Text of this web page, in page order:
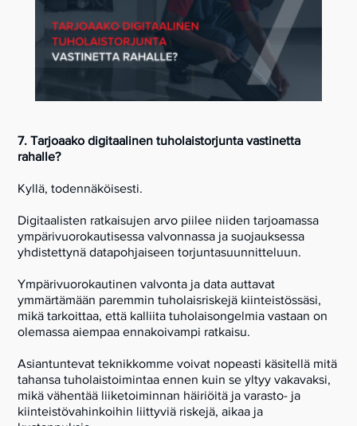
7. Tarjoaako digitaalinen tuholaistorjunta vastinetta
rahalle?
Kyllä, todennäköisesti.
Digitaalisten ratkaisujen arvo piilee niiden tarjoamassa
ympärivuorokautisessa valvonnassa ja suojauksessa
yhdistettynä datapohjaiseen torjuntasuunnitteluun.
Ympärivuorokautinen valvonta ja data auttavat
ymmärtämään paremmin tuholaisriskejä kiinteistössäsi,
mikä tarkoittaa, että kalliita tuholaisongelmia vastaan on
olemassa aiempaa ennakoivampi ratkaisu.
Asiantuntevat teknikkomme voivat nopeasti käsitellä mitä
tahansa tuholaistoimintaa ennen kuin se yltyy vakavaksi,
mikä vähentää liiketoiminnan häiriöitä ja varasto- ja
kiinteistövahinkoihin liittyviä riskejä, aikaa ja